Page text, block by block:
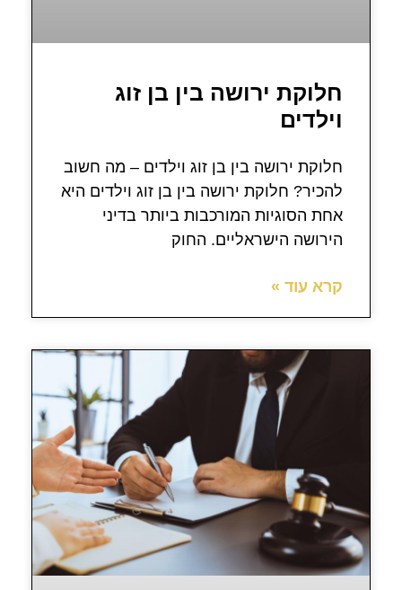
חלוקת ירושה בין בן זוג
וילדים
חלוקת ירושה בין בן זוג וילדים – מה חשוב
להכיר? חלוקת ירושה בין בן זוג וילדים היא
אחת הסוגיות המורכבות ביותר בדיני
הירושה הישראליים. החוק
קרא עוד »